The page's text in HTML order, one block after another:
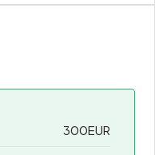
300EUR